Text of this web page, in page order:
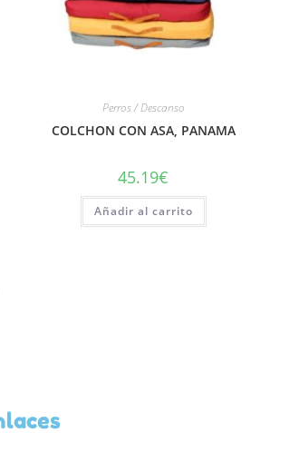
Perros / Descanso
COLCHON CON ASA, PANAMA
45.19€
Añadir al carrito